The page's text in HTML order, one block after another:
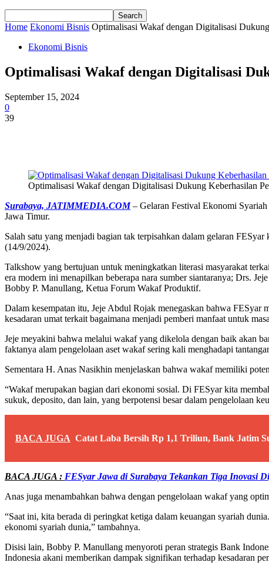
Home Ekonomi Bisnis Optimalisasi Wakaf dengan Digitalisasi
Ekonomi Bisnis
Optimalisasi Wakaf dengan Digitalisasi
September 15, 2024
0
39
Optimalisasi Wakaf dengan Digitalisasi Dukung Keberhasilan
Surabaya, JATIMMEDIA.COM– Gelaran Festival Ekonomi Syariah
Jawa Timur.
Salah satu yang menjadi bagian tak terpisahkan dalam gelaran
(14/9/2024).
Talkshow yang bertujuan untuk meningkatkan literasi masyarakat
era modern ini menapilkan beberapa nara sumber siantaranya; Drs.
Bobby P. Manullang, Ketua Forum Wakaf Produktif.
Dalam kesempatan itu, Jeje Abdul Rojak menegaskan bahwa FESyar
kesadaran umat terkait bagaimana menjadi pemberi manfaat untuk
Jeje meyakini bahwa melalui wakaf yang dikelola dengan baik akan
faktanya alam pengelolaan aset wakaf sering kali menghadapi
Sementara H. Anas Nasikhin menjelaskan bahwa wakaf memiliki
“Wakaf merupakan bagian dari ekonomi sosial. Di FESyar kita
sukuk, deposito, dan lain, yang berpotensi besar dalam pengelolaan
BACA JUGA Catat Laba Bersih Rp 1,1 Triliun, Bank Jatim
BACA JUGA : FESyar Jawa di Surabaya Tekankan Tiga Inovasi
Anas juga menambahkan bahwa dengan pengelolaan wakaf yang
“Saat ini, kita berada di peringkat ketiga dalam keuangan syariah
ekonomi syariah dunia,” tambahnya.
Disisi lain, Bobby P. Manullang menyoroti peran strategis Bank
Indonesia akani memberikan dampak signifikan terhadap kesadaran